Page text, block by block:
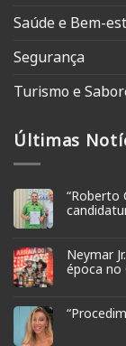
Saúde e Bem-
Segurança
Turismo e
Últimas
“Roberto
Neymar
época no